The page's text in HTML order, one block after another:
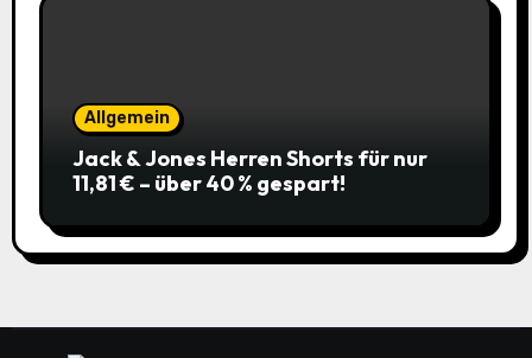
Allgemein
Jack & Jones Herren Shorts für nur
11,81 € – über 40 % gespart!